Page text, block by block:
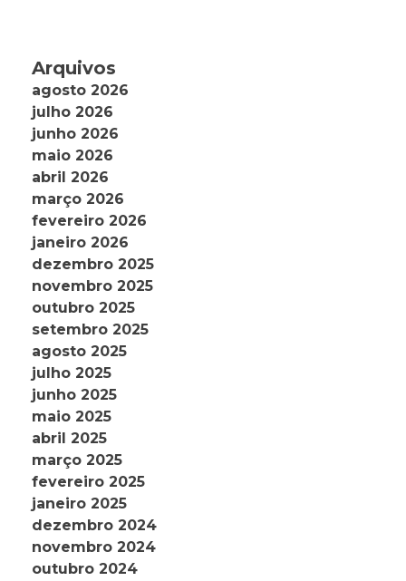
Arquivos
agosto 2026
julho 2026
junho 2026
maio 2026
abril 2026
março 2026
fevereiro 2026
janeiro 2026
dezembro 2025
novembro 2025
outubro 2025
setembro 2025
agosto 2025
julho 2025
junho 2025
maio 2025
abril 2025
março 2025
fevereiro 2025
janeiro 2025
dezembro 2024
novembro 2024
outubro 2024